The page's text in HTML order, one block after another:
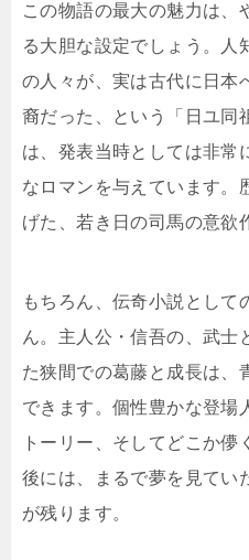
この物語の最大の魅力は、
る大胆な設定でしょう。人
の人々が、実は古代に日本
裔だった、という「日ユ同
は、発表当時としては非常
なロマンを与えています。
げた、若き日の司馬の意欲
もちろん、伝奇小説として
ん。主人公・信吾の、武士
た狭間での葛藤と成長は、
できます。個性豊かな登場
トーリー、そしてどこか儚
後には、まるで夢を見てい
が残ります。